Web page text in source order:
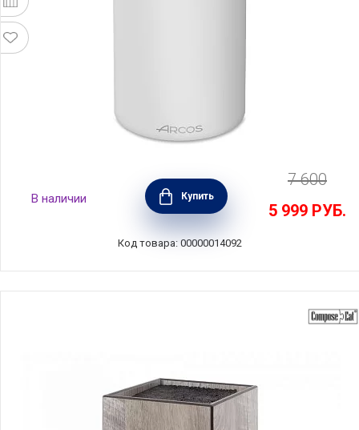
Подставка для ножей универсальная
материал пластик, цвет белый, Arcos,
Испания, 794400 Arcos
В наличии Купить
7 600
5 999 РУБ.
Код товара: 00000014092